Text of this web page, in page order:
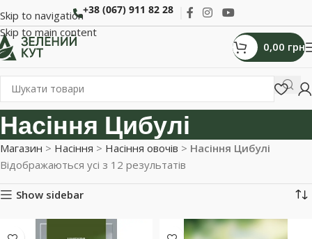
Skip to navigation
Skip to main content
+38 (067) 911 82 28
0,00 грн
Насіння Цибулі
Магазин > Насіння > Насіння овочів > Насіння Цибулі
Відображаються усі з 12 результатів
Show sidebar